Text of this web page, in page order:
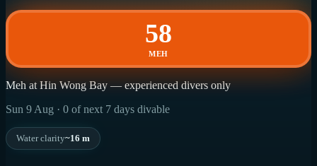
58
MEH
Meh at Hin Wong Bay — experienced divers only
Sun 9 Aug · 0 of next 7 days divable
Water clarity~16 m